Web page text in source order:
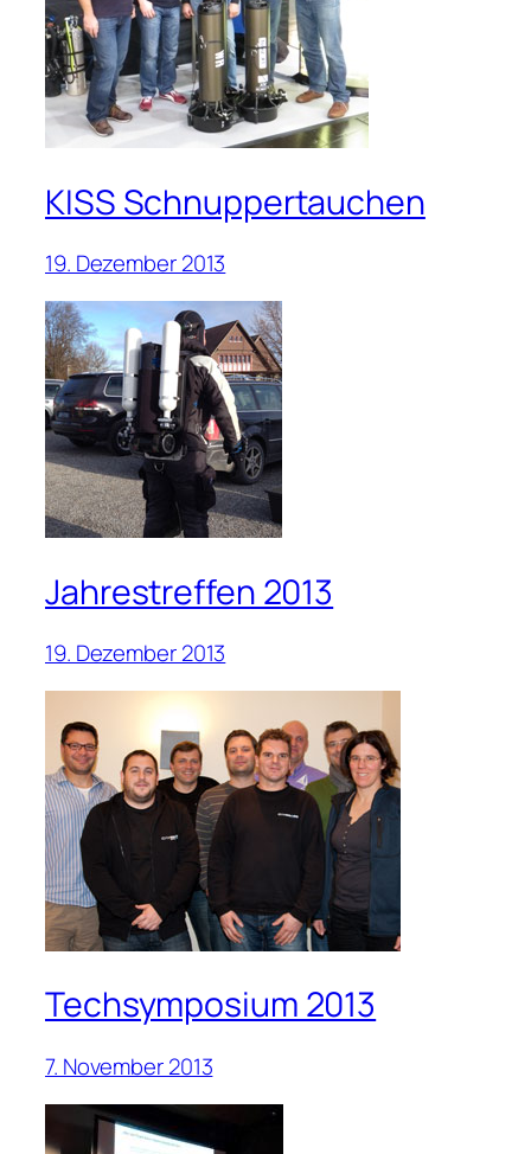
KISS Schnuppertauchen
19. Dezember 2013
Jahrestreffen 2013
19. Dezember 2013
Techsymposium 2013
7. November 2013